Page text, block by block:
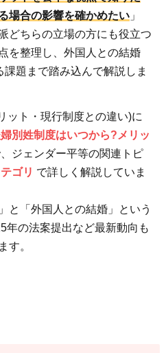
場合の影響を確かめたい 」
どちらの立場の方にも役立つ
を整理し、外国人との結婚
題まで踏み込んで解説しま
ット・現行制度との違い)に
別姓制度はいつから?メリッ
ジェンダー平等の関連トピ
ゴリ で詳しく解説していま
と「外国人との結婚」という
年の法案提出など最新動向も
す。